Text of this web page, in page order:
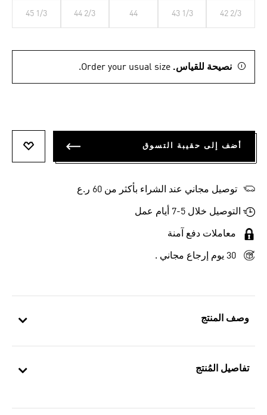
وصف المنتج
تفاصيل المُنتج
42 2/3
43 1/3
44
44 2/3
45 1/3
نصيحة للقياس. Order your usual size.
أضف إلى حقيبة التسوق
توصيل مجاني عند الشراء بأكثر من 60 ر.ع
التوصيل خلال 5-7 أيام عمل
معاملات دفع آمنة